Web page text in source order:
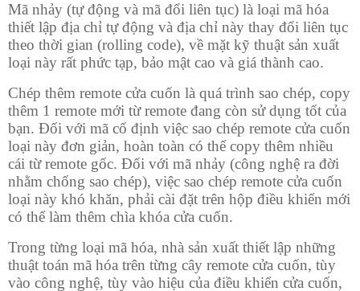
Mã nhảy (tự động và mã đổi liên tục) là loại mã hóa
thiết lập địa chỉ tự động và địa chỉ này thay đổi liên tục
theo thời gian (rolling code), về mặt kỹ thuật sản xuất
loại này rất phức tạp, bảo mật cao và giá thành cao.
Chép thêm remote cửa cuốn là quá trình sao chép, copy
thêm 1 remote mới từ remote đang còn sử dụng tốt của
bạn. Đối với mã cố định việc sao chép remote cửa cuốn
loại này đơn giản, hoàn toàn có thể copy thêm nhiều
cái từ remote gốc. Đối với mã nhảy (công nghệ ra đời
nhằm chống sao chép), việc sao chép remote cửa cuốn
loại này khó khăn, phải cài đặt trên hộp điều khiển mới
có thể làm thêm chìa khóa cửa cuốn.
Trong từng loại mã hóa, nhà sản xuất thiết lập những
thuật toán mã hóa trên từng cây remote cửa cuốn, tùy
vào công nghệ, tùy vào hiệu của điều khiển cửa cuốn,